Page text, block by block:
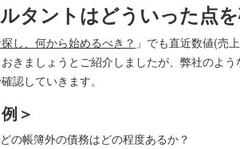
タントはどういった点
し、何から始めるべき？ 」でも直近数値(売
きましょうとご紹介しましたが、弊社のよ
認していきます。
＞
の帳簿外の債務はどの程度あるか？